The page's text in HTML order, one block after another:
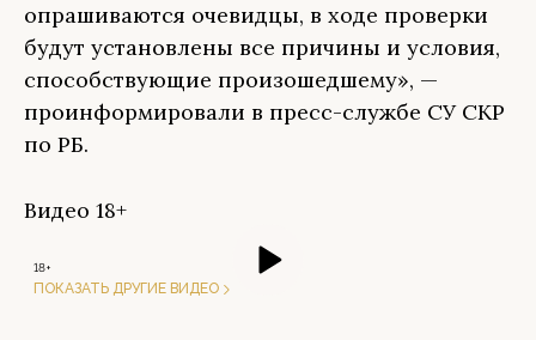
опрашиваются очевидцы, в ходе проверки
будут установлены все причины и условия,
способствующие произошедшему», —
проинформировали в пресс-службе СУ СКР
по РБ.
Видео 18+
18+
ПОКАЗАТЬ ДРУГИЕ ВИДЕО